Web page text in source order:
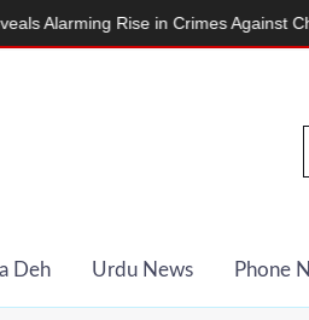
Deh Urdu News Phone
Rise in Crimes Against Children